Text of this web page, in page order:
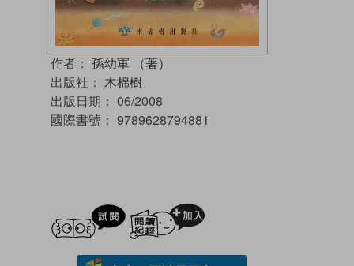
作者： 孫幼軍 （著）
出版社： 木棉樹
出版日期： 06/2008
國際書號： 9789628794881
試閲